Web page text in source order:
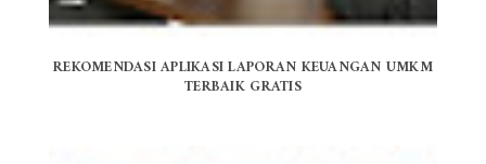
REKOMENDASI APLIKASI LAPORAN KEUANGAN UMKM
TERBAIK GRATIS